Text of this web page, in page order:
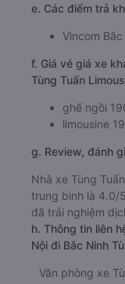
Văn phòng
e. Các điểm trả
f. Giá vé giá xe
limousine
g. Review, đánh
Nhà xe Tùng
trung bình là 4.0/
đã trải nghiệm